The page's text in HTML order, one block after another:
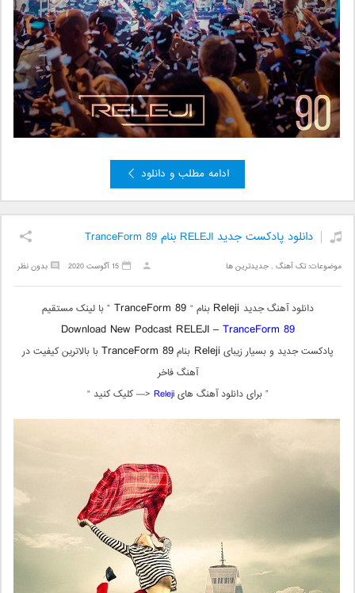
ادامه مطلب و دانلود
دانلود پادکست جدید RELEJI بنام TranceForm 89
موضوعات:تک آهنگ ,جدیدترین ها بدون نظر 15 آگوست 2020
دانلود آهنگ جدید بنام “ TranceForm 89 ” با لینک مستقیم
Download New Podcast RELEJI –TranceForm 89
پادکست جدید و بسیار زیبای Releji بنامTranceForm 89با بالاترین کیفیت در
آهنگ فاخر
” برای دانلود آهنگ هایReleji <— کلیک کنید “